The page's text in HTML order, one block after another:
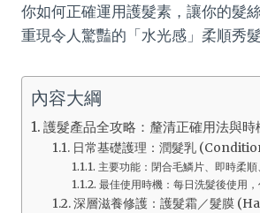
你如何正確運用護髮素，讓你的髮
重現令人驚豔的「水光感」柔順秀髮
內容大綱
護髮產品全攻略：釐清正確用法與時
日常基礎護理：潤髮乳
主要功能：閉合毛鱗片、即時柔
最佳使用時機：每日洗髮後使用
深層滋養修護：護髮霜／髮膜